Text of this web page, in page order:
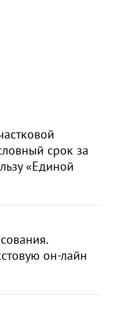
срок за
«Единой
он-лайн